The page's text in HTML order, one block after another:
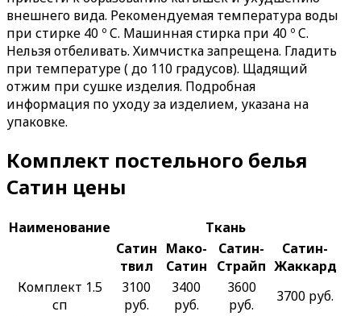
внешнего вида. Рекомендуемая температура воды
при стирке 40 º C. Машинная стирка при 40 º C.
Нельзя отбеливать. Химчистка запрещена. Гладить
при температуре ( до 110 градусов). Щадящий
отжим при сушке изделия. Подробная
информация по уходу за изделием, указана на
упаковке.
Комплект постельного белья
Сатин цены
Наименование
Ткань
Сатин
твил
Мако-
Сатин
Сатин-
Страйп
Сатин-
Жаккард
Комплект 1.5
сп
3100
руб.
3400
руб.
3600
руб.
3700 руб.